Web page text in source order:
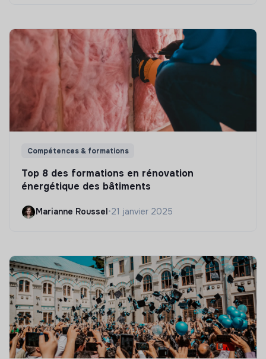
Compétences & formations
Top 8 des formations en rénovation
énergétique des bâtiments
Marianne Roussel•21 janvier 2025